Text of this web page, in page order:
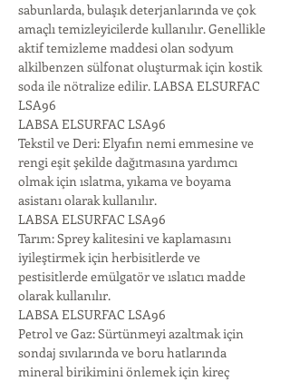
sabunlarda, bulaşık deterjanlarında ve çok
amaçlı temizleyicilerde kullanılır. Genellikle
aktif temizleme maddesi olan sodyum
alkilbenzen sülfonat oluşturmak için kostik
soda ile nötralize edilir. LABSA ELSURFAC
LSA96
LABSA ELSURFAC LSA96
Tekstil ve Deri: Elyafın nemi emmesine ve
rengi eşit şekilde dağıtmasına yardımcı
olmak için ıslatma, yıkama ve boyama
asistanı olarak kullanılır.
LABSA ELSURFAC LSA96
Tarım: Sprey kalitesini ve kaplamasını
iyileştirmek için herbisitlerde ve
pestisitlerde emülgatör ve ıslatıcı madde
olarak kullanılır.
LABSA ELSURFAC LSA96
Petrol ve Gaz: Sürtünmeyi azaltmak için
sondaj sıvılarında ve boru hatlarında
mineral birikimini önlemek için kireç